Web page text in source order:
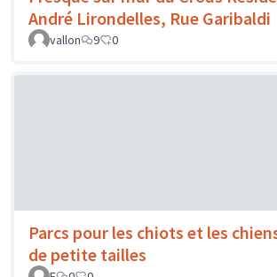
André Lirondelles, Rue Garibaldi
vallon
9 0
Parcs pour les chiots et les
de petite tailles